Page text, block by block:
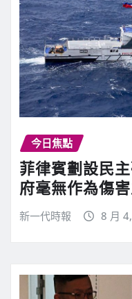
今日焦點
菲律賓劃設民
府毫無作為傷
新一代時報 8 月